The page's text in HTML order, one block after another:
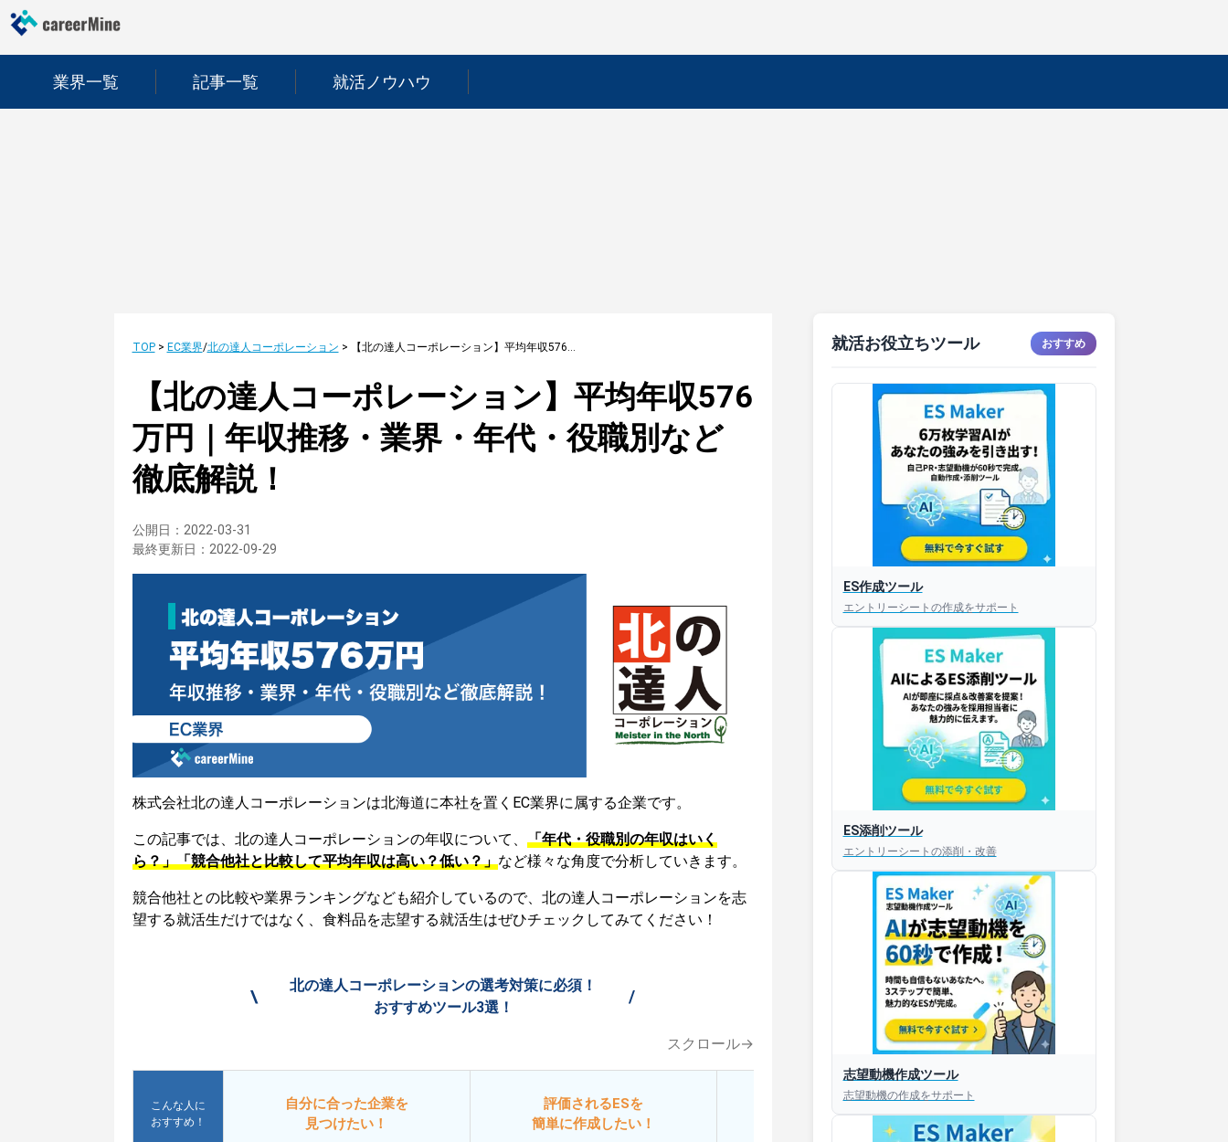
業界一覧 記事一覧 就活ノウハウ
TOP> EC業界/北の達人コーポレーション > 【北の達人コーポレーション】平均年収576万円｜年収推移・業界・年代・役職別など徹底解説！
【北の達人コーポレーション】平均年収576
万円｜年収推移・業界・年代・役職別など
徹底解説！
公開日： 2022-03-31
最終更新日： 2022-09-29
株式会社北の達人コーポレーションは北海道に本社を置くEC業界に属する企業です。
この記事では、北の達人コーポレーションの年収について、 「年代・役職別の年収はいく
ら？」「競合他社と比較して平均年収は高い？低い？」など様々な角度で分析していきます。
競合他社との比較や業界ランキングなども紹介しているので、北の達人コーポレーションを志
望する就活生だけではなく、食料品を志望する就活生はぜひチェックしてみてください！
\
北の達人コーポレーションの選考対策に必須！
おすすめツール3選！
/
スクロール→
こんな人に
おすすめ！
自分に合った企業を
見つけたい！
評価されるESを
簡単に作成したい！
今すぐESを
添削してほしい！
就活お役立ちツール おすすめ
ES作成ツール
エントリーシートの作成をサポート
ES添削ツール
エントリーシートの添削・改善
志望動機作成ツール
志望動機の作成をサポート